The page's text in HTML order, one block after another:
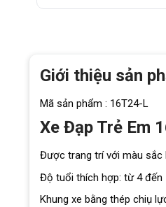
Giới thiệu sản
Mã sản phẩm : 16T24-L
Xe Đạp Trẻ Em
Được trang trí với màu sắc
Độ tuổi thích hợp: từ 4 đến
Khung xe bằng thép chiụ